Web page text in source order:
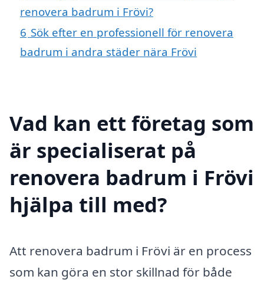
renovera badrum i Frövi?
6 Sök efter en professionell för renovera
badrum i andra städer nära Frövi
Vad kan ett företag som
är specialiserat på
renovera badrum i Frövi
hjälpa till med?
Att renovera badrum i Frövi är en process
som kan göra en stor skillnad för både